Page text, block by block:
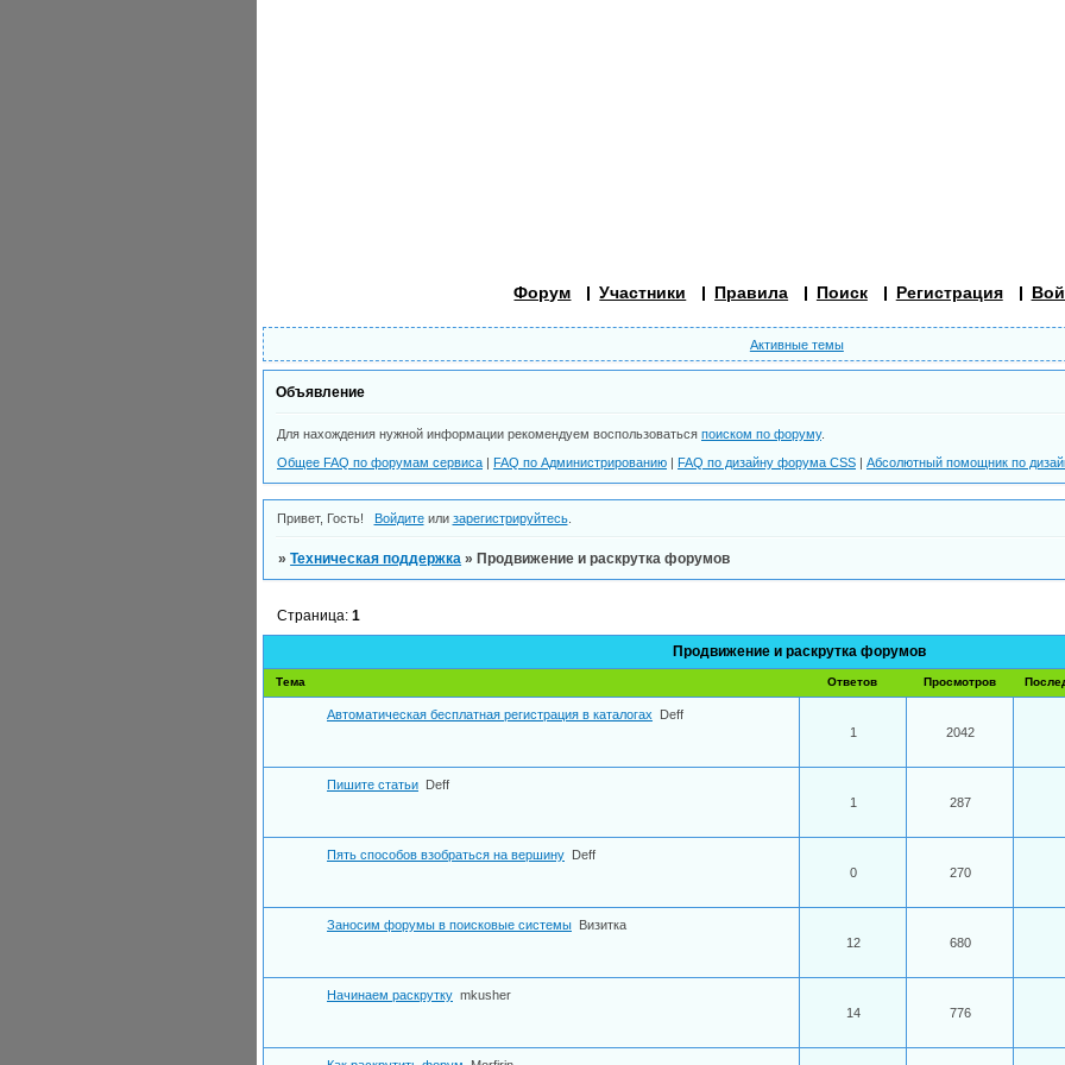
Форум Участники Правила Поиск Регистрация
Активные темы
Объявление
Для нахождения нужной информации рекомендуем воспользоваться поиском по форуму.
Общее FAQ по форумам сервиса | FAQ по Администрированию | FAQ по дизайну форума СSS | Абсолютный помощник по
Привет, Гость! Войдитеили зарегистрируйтесь.
»Техническая поддержка »Продвижение и раскрутка форумов
Продвижение и раскрутка форумов
Страница:1
Тема Ответов Просмотров
Автоматическая бесплатная регистрация в каталогах
Deff
1
2042
Пишите статьи Deff
1
287
Пять способов взобраться на вершину Deff
0
270
Заносим форумы в поисковые системы Визитка
12
680
Начинаем раскрутку mkusher
14
776